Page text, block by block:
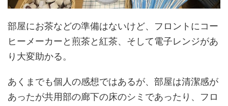
部屋にお茶などの準備はないけど、フロントにコー
ヒーメーカーと煎茶と紅茶、そして電子レンジがあ
り大変助かる。
あくまでも個人の感想ではあるが、部屋は清潔感が
あったが共用部の廊下の床のシミであったり、フロ